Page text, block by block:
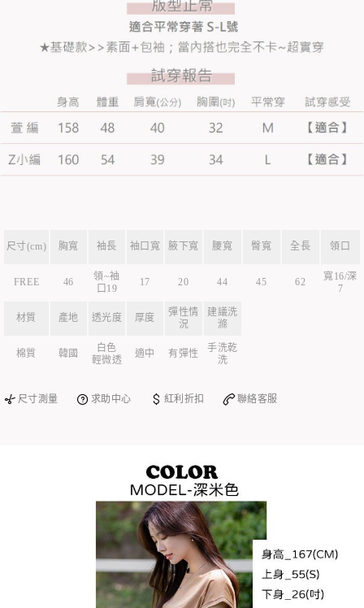
尺寸(cm) 胸寬 袖長 袖口寬 腋下寬 腰寬 臀寬 全長 領口
FREE 46
領~袖
口19
17 20 44 45 62
寬16/深
7
材質 產地 透光度 厚度
彈性情
況
建議洗
滌
棉質 韓國
白色
輕微透
適中 有彈性
手洗乾
洗
尺寸測量 求助中心 紅利折扣 聯絡客服